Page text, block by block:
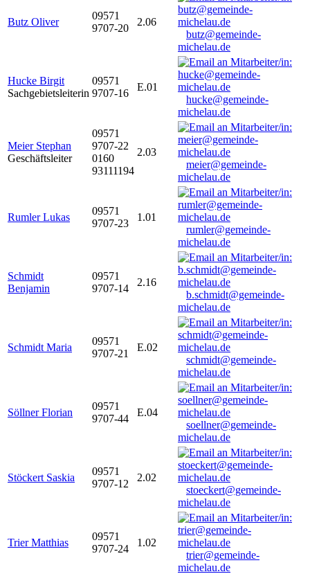
Butz Oliver
09571
9707-20
2.06
butz@gemeinde-
michelau.de
Hucke Birgit
Sachgebietsleiterin
09571
9707-16
E.01
hucke@gemeinde-
michelau.de
Meier Stephan
Geschäftsleiter
09571
9707-22
0160
93111194
2.03
meier@gemeinde-
michelau.de
Rumler Lukas
09571
9707-23
1.01
rumler@gemeinde-
michelau.de
Schmidt
Benjamin
09571
9707-14
2.16
b.schmidt@gemeinde-
michelau.de
Schmidt Maria
09571
9707-21
E.02
schmidt@gemeinde-
michelau.de
Söllner Florian
09571
9707-44
E.04
soellner@gemeinde-
michelau.de
Stöckert Saskia
09571
9707-12
2.02
stoeckert@gemeinde-
michelau.de
Trier Matthias
09571
9707-24
1.02
trier@gemeinde-
michelau.de